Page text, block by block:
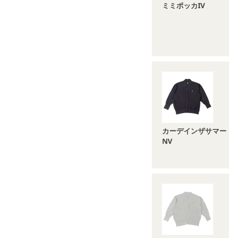
ミミポッカIV
カーデインザサマー
NV